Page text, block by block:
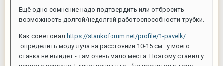
Ещё одно сомнение надо подтвердить или отбросить -
возможность долгой/недолгой работоспособности трубки.
Как советовал https://stankoforum.net/profile/1-pavelk/
определить моду луча на расстоянии 10-15 см у моего
станка не выйдет - там очень мало места. Поэтому ставил у